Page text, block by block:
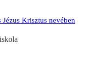
Krisztus nevében